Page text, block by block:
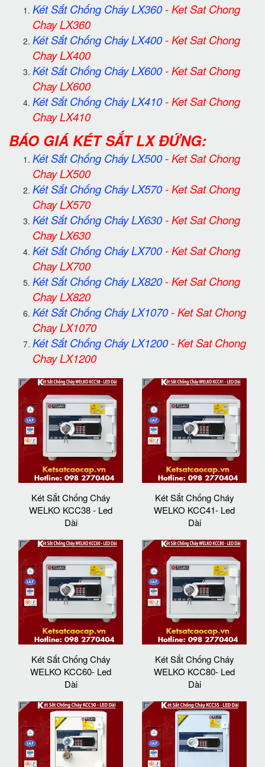
Két Sắt Chống Cháy LX360-Ket Sat Chong
Chay LX360
Két Sắt Chống Cháy LX400-Ket Sat Chong
Chay LX400
Két Sắt Chống Cháy LX600-Ket Sat Chong
Chay LX600
Két Sắt Chống Cháy LX410-Ket Sat Chong
Chay LX410
BÁO GIÁ KÉT SẮT LX ĐỨNG:
Két Sắt Chống Cháy LX500-Ket Sat Chong
Chay LX500
Két Sắt Chống Cháy LX570-Ket Sat Chong
Chay LX570
Két Sắt Chống Cháy LX630-Ket Sat Chong
Chay LX630
Két Sắt Chống Cháy LX700-Ket Sat Chong
Chay LX700
Két Sắt Chống Cháy LX820-Ket Sat Chong
Chay LX820
Két Sắt Chống Cháy LX1070-Ket Sat Chong
Chay LX1070
Két Sắt Chống Cháy LX1200-Ket Sat Chong
Chay LX1200
Két Sắt Chống Cháy
WELKO KCC38 - Led
Dài
Két Sắt Chống Cháy
WELKO KCC41- Led
Dài
Két Sắt Chống Cháy
WELKO KCC60- Led
Dài
Két Sắt Chống Cháy
WELKO KCC80- Led
Dài